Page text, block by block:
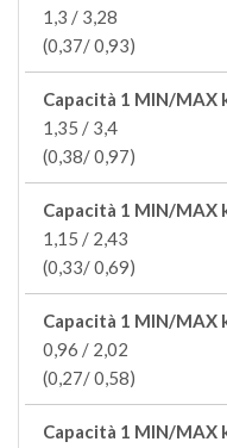
1,3 / 3,28
(0,37/ 0,93)
Capacità 1 MIN/MAX
1,35 / 3,4
(0,38/ 0,97)
Capacità 1 MIN/MAX
1,15 / 2,43
(0,33/ 0,69)
Capacità 1 MIN/MAX
0,96 / 2,02
(0,27/ 0,58)
Capacità 1 MIN/MAX